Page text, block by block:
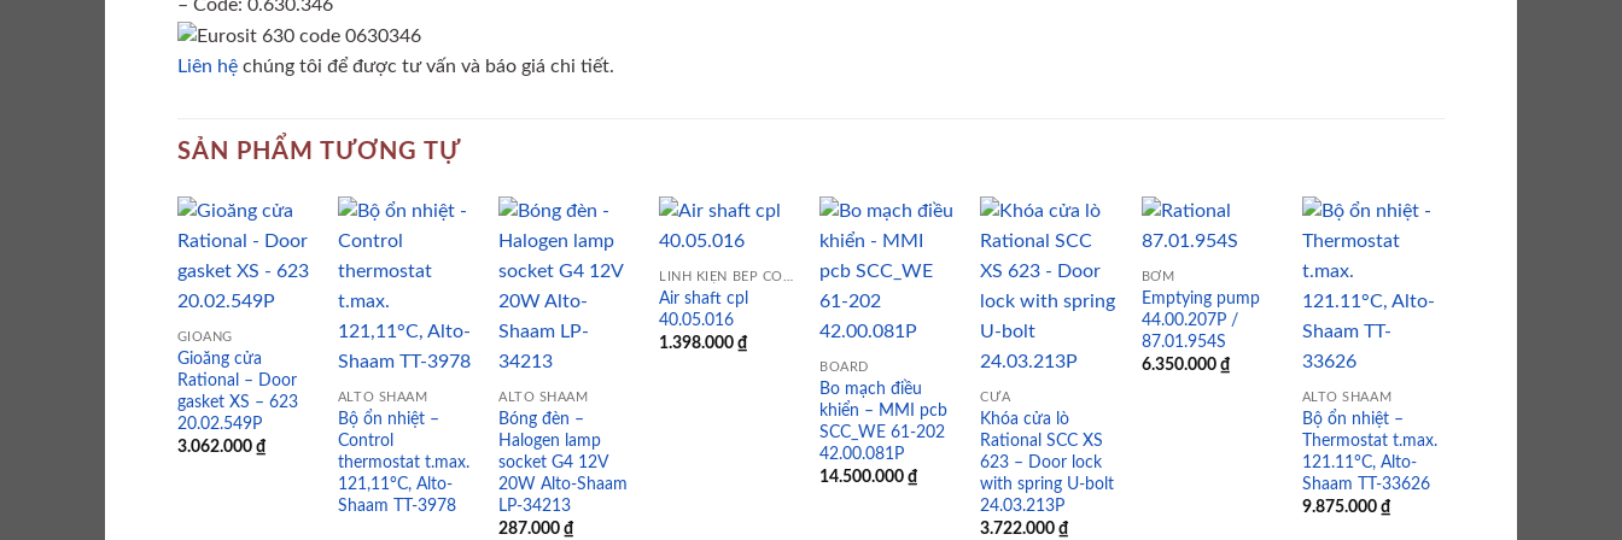
– Code: 0.630.346
Liên hệ chúng tôi để được tư vấn và báo giá chi tiết.
SẢN PHẨM TƯƠNG TỰ
Add to
GIOĂNG
Gioăng cửa
Rational – Door
gasket XS – 623
20.02.549P
3.062.000 ₫
ALTO SHAAM
Bộ ổn nhiệt –
Control
thermostat t.max.
121,11°C, Alto-
Shaam TT-3978
Add to
ALTO SHAAM
Bóng đèn –
Halogen lamp
socket G4 12V
20W Alto-Shaam
LP-34213
287.000₫
Add to
wishlist
Air shaft cpl
40.05.016
1.398.000₫
BOARD
Bo mạch điều
khiển – MMI pcb
SCC_WE 61-202
42.00.081P
14.500.000₫
Add to
CỬA
Khóa cửa lò
Rational SCC XS
623 – Door lock
with spring U-bolt
24.03.213P
3.722.000₫
Add to
wishlist
BƠM
Emptying pump
44.00.207P /
87.01.954S
6.350.000 ₫
Add to
ALTO SHAAM
Bộ ổn nhiệt –
Thermostat t.max.
121.11°C, Alto-
Shaam TT-33626
9.875.000 ₫